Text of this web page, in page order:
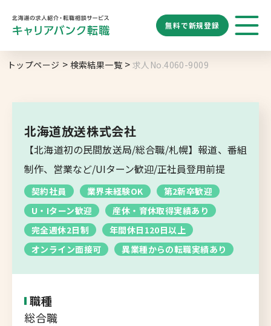
無料で新規登録
求人を探す ブックマーク
求人閲覧履歴 新着求人一覧
転職支援サービス
勤務地 業種 職種
道央エリア
空知エリア
道東エリア
釧路・根室エリア
オホーツクエリア
道北・旭川エリア
トップページ 検索結果一覧 求人No.4060-9009
北海道放送株式会社
【北海道初の民間放送局/総合職/札幌】報道、番組
制作、営業など/UIターン歓迎/正社員登用前提
契約社員 業界未経験OK
第2新卒歓迎
U・Iターン歓迎
産休・育休取得実績あり
完全週休2日制
年間休日120日以上
オンライン面接可
異業種からの転職実績あり
職種
総合職